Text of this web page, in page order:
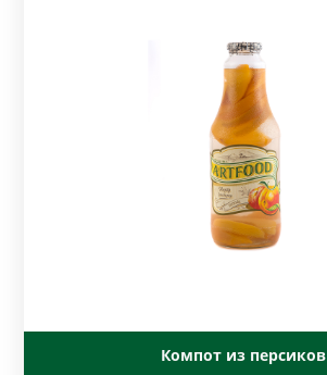
Компот из персиков